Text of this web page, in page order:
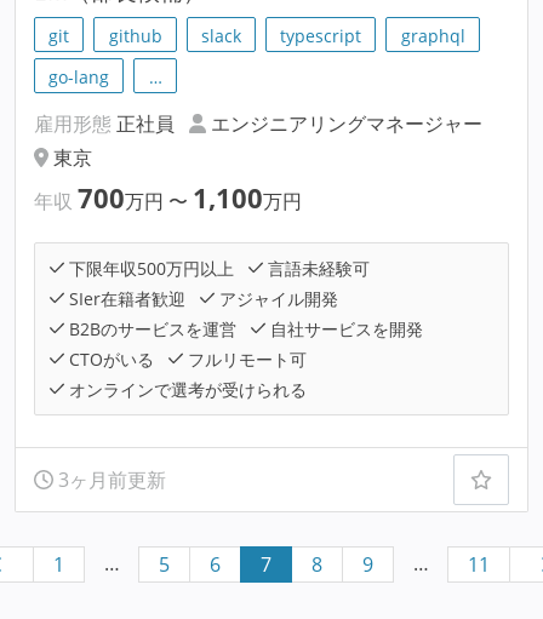
git github slack typescript
graphql
go-lang
…
雇用形態 正社員
エンジニアリングマネージャー
東京
年収 700万円 〜 1,100万円
下限年収500万円以上
言語未経験可
SIer在籍者歓迎
アジャイル開発
B2Bのサービスを運営
自社サービスを開発
CTOがいる
フルリモート可
オンラインで選考が受けられる
3ヶ月前更新
1 … 5 6 7 8 9 … 11